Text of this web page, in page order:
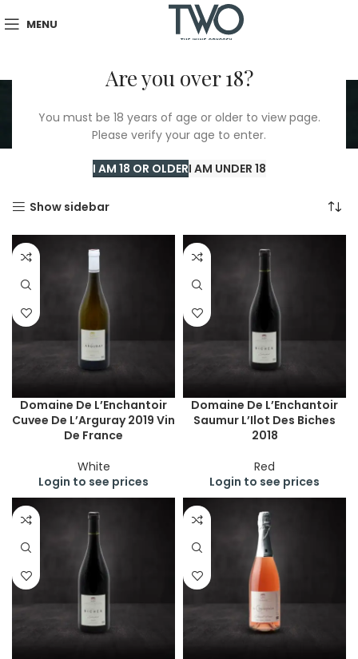
Are you over 18?
You must be 18 years of age or older to view page.
Please verify your age to enter.
I AM 18 OR OLDERI AM UNDER 18
MENU
Domaine De
L'Enchantoir
Domaine De L'Enchantoir Showing all 10 results
Show sidebar
Domaine De L’Enchantoir
Cuvee De L’Arguray 2019 Vin
De France
White
Login to see prices
Domaine De L’Enchantoir
Saumur L’Ilot Des Biches
2018
Red
Login to see prices